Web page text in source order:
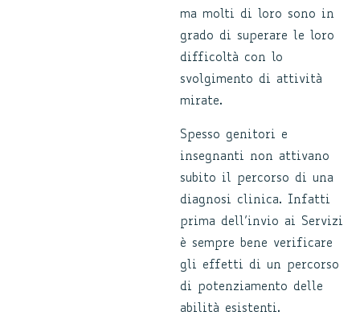
ma molti di loro sono in
grado di superare le loro
difficoltà con lo
svolgimento di attività
mirate.
Spesso genitori e
insegnanti non attivano
subito il percorso di una
diagnosi clinica. Infatti
prima dell’invio ai Servizi
è sempre bene verificare
gli effetti di un percorso
di potenziamento delle
abilità esistenti.